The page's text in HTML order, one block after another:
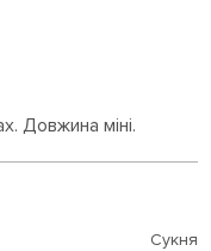
Довжина міні.
Сукня